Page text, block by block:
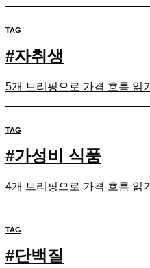
TAG
#자취생
5개 브리핑으로 가격 흐름 읽기
TAG
#가성비 식품
4개 브리핑으로 가격 흐름 읽기
TAG
#단백질